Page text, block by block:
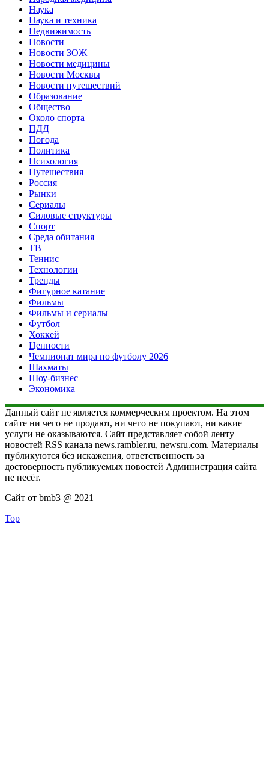
Наука
Наука и техника
Недвижимость
Новости
Новости ЗОЖ
Новости медицины
Новости Москвы
Новости путешествий
Образование
Общество
Около спорта
ПДД
Погода
Политика
Психология
Путешествия
Россия
Рынки
Сериалы
Силовые структуры
Спорт
Среда обитания
ТВ
Теннис
Технологии
Тренды
Фигурное катание
Фильмы
Фильмы и сериалы
Футбол
Хоккей
Ценности
Чемпионат мира по футболу 2026
Шахматы
Шоу-бизнес
Экономика
Данный сайт не является коммерческим проектом. На этом
сайте ни чего не продают, ни чего не покупают, ни какие
услуги не оказываются. Сайт представляет собой ленту
новостей RSS канала news.rambler.ru, newsru.com. Материалы
публикуются без искажения, ответственность за
достоверность публикуемых новостей Администрация сайта
не несёт.
Сайт от bmb3 @ 2021
Top